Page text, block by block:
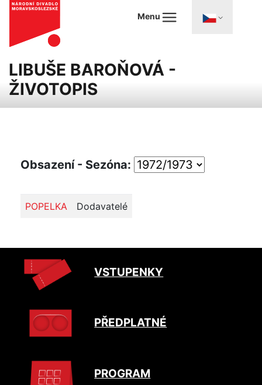
Menu
LIBUŠE BAROŇOVÁ -
ŽIVOTOPIS
Obsazení - Sezóna:
POPELKA Dodavatelé
VSTUPENKY
PŘEDPLATNÉ
PROGRAM